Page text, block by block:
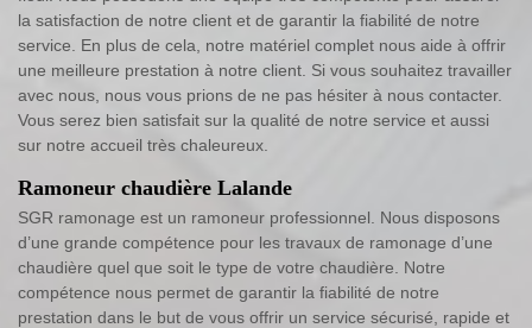
la satisfaction de notre client et de garantir la fiabilité de notre
service. En plus de cela, notre matériel complet nous aide à offrir
une meilleure prestation à notre client. Si vous souhaitez travailler
avec nous, nous vous prions de ne pas hésiter à nous contacter.
Vous serez bien satisfait sur la qualité de notre service et aussi
sur notre accueil très chaleureux.
Ramoneur chaudière Lalande
SGR ramonage est un ramoneur professionnel. Nous disposons
d’une grande compétence pour les travaux de ramonage d’une
chaudière quel que soit le type de votre chaudière. Notre
compétence nous permet de garantir la fiabilité de notre
prestation dans le but de vous offrir un service sécurisé, rapide et